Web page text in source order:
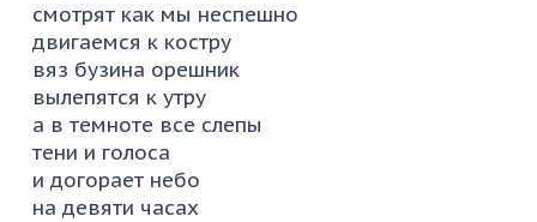
смотрят как мы неспешно
двигаемся к костру
вяз бузина орешник
вылепятся к утру
а в темноте все слепы
тени и голоса
и догорает небо
на девяти часах